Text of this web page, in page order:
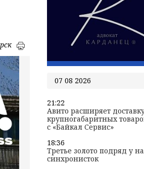
07 08 2026
21:22
Авито расширяет
крупногабаритных
с «Байкал Сервис»
18:36
Третье золото подряд у
синхронисток